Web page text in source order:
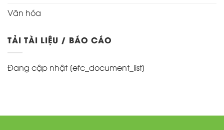
Văn hóa
TẢI TÀI LIỆU / BÁO CÁO
Đang cập nhật [efc_document_list]